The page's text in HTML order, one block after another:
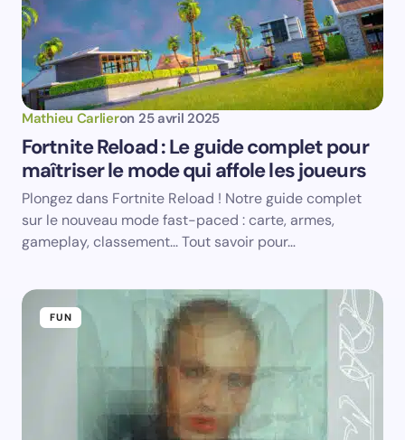
Votre adresse e-mail ne sera pas publiée. Les
champs obligatoires sont indiqués avec*
Your Comment *
Name *
Email *
Save my name and email in this browser for the
next time I comment.
Submit Comment
Mathieu Carlieron 25 avril 2025
Fortnite Reload : Le guide complet pour
maîtriser le mode qui affole les joueurs
Plongez dans Fortnite Reload ! Notre guide complet
sur le nouveau mode fast-paced : carte, armes,
gameplay, classement... Tout savoir pour…
FUN